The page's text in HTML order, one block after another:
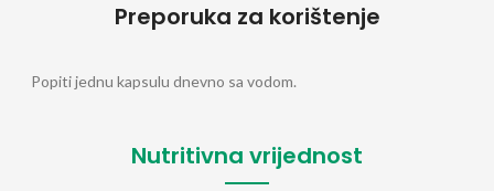
Preporuka za korištenje
Popiti jednu kapsulu dnevno sa vodom.
Nutritivna vrijednost